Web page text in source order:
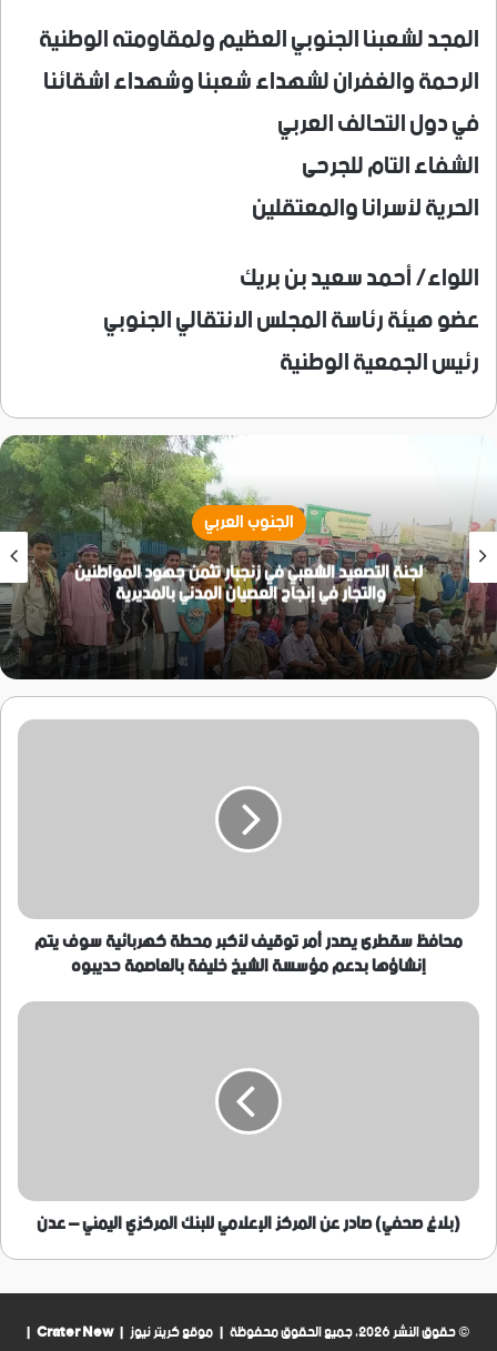
المجد لشعبنا الجنوبي العظيم ولمقاومته الوطنية
الرحمة والغفران لشهداء شعبنا وشهداء اشقائنا
في دول التحالف العربي
الشفاء التام للجرحى
الحرية لأسرانا والمعتقلين
اللواء/ أحمد سعيد بن بريك
عضو هيئة رئاسة المجلس الانتقالي الجنوبي
رئيس الجمعية الوطنية
الجنوب العربي
لجنة التصعيد الشعبي في زنجبار تثمن جهود المواطنين
والتجار في إنجاح العصيان المدني بالمديرية
محافظ
سوف
يتم
إنشاؤها
مؤسسة
محافظ سقطرى يصدر أمر توقيف لأكبر محطة كهربائية سوف يتم
إنشاؤها بدعم مؤسسة الشيخ خليفة بالعاصمة حديبوه
(بلاغ
اليمني
عدن
(بلاغ صحفي) صادر عن المركز الإعلامي للبنك المركزي اليمني – عدن
© حقوق النشر 2026، جميع الحقوق محفوظة | موقع كريتر نيوز | Crater New
|